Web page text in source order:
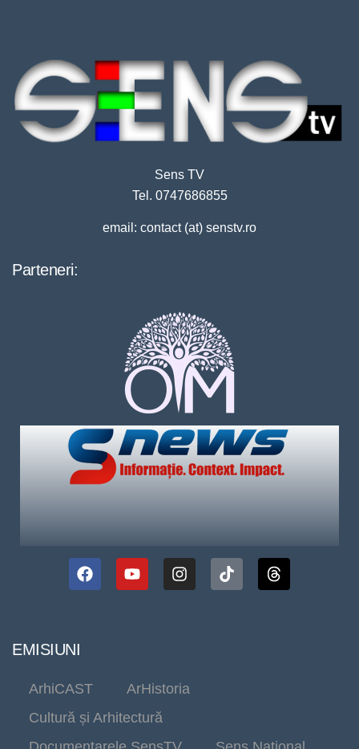
Sens TV
Tel. 0747686855
email: contact (at) senstv.ro
Parteneri:
EMISIUNI
ArhiCAST
ArHistoria
Cultură și Arhitectură